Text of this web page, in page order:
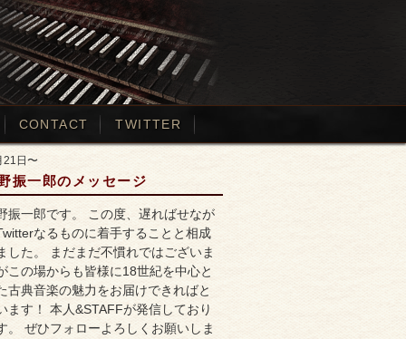
CONTACT TWITTER
21日〜
振一郎のメッセージ
振一郎です。 この度、遅ればせなが
なるものに着手することと相成
した。 まだまだ不慣れではございま
この場からも皆様に18世紀を中心と
古典音楽の魅力をお届けできればと
ます！ 本人&STAFFが発信しており
。 ぜひフォローよろしくお願いしま